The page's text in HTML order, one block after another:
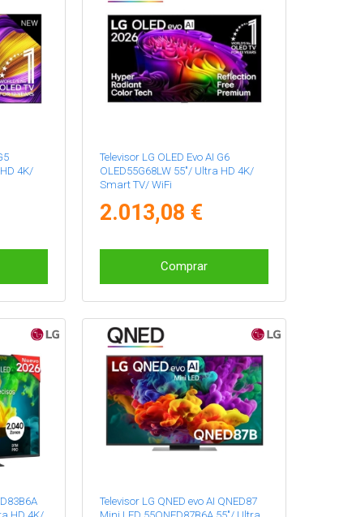
4K/
Televisor LG OLED Evo AI G6
OLED55G68LW 55"/ Ultra HD 4K/
Smart TV/ WiFi
2.013,08 €
Comprar
Televisor LG QNED evo AI QNED87